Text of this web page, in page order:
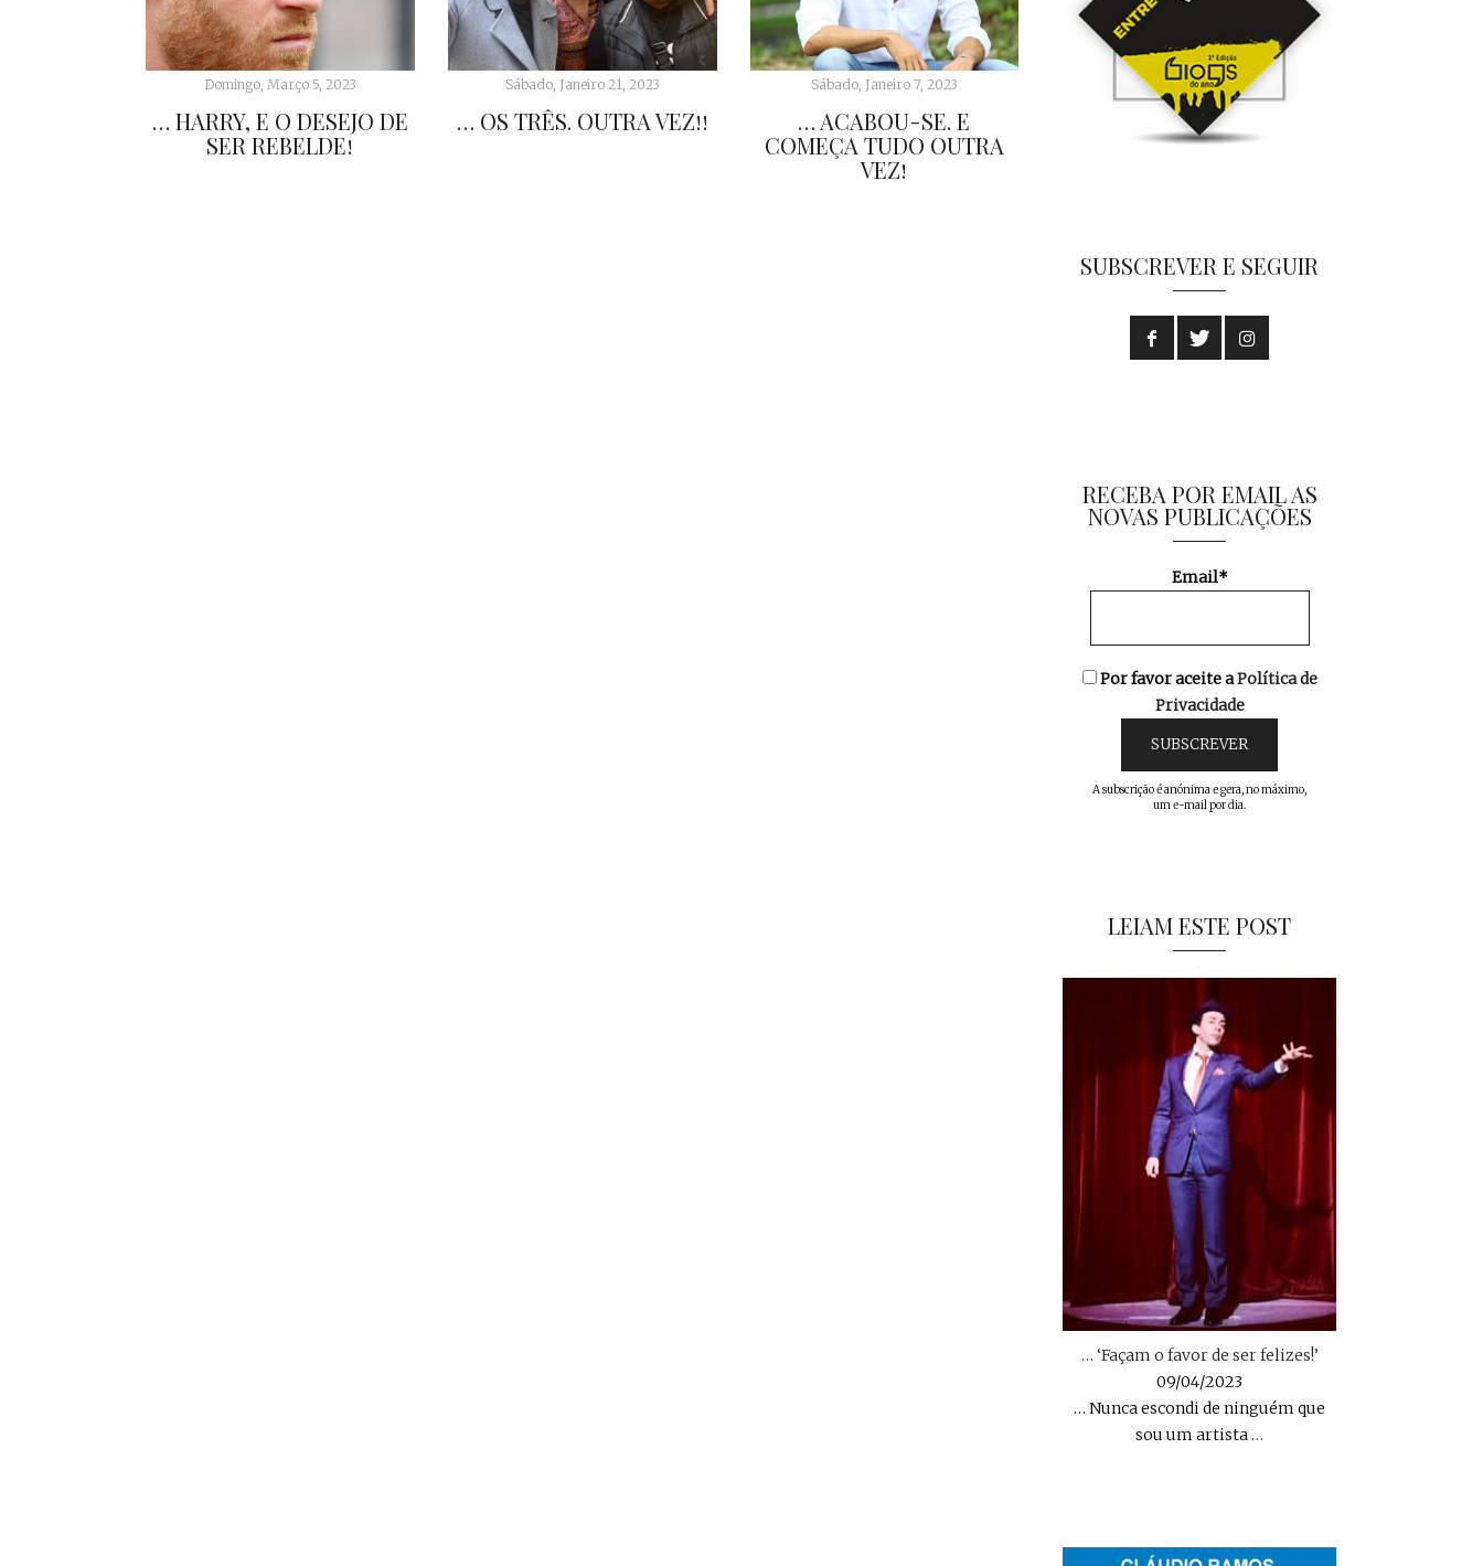
Domingo, Março 5, 2023
… HARRY, E O DESEJO DE
SER REBELDE!
Sábado, Janeiro 21, 2023
… OS TRÊS. OUTRA VEZ!!
Sábado, Janeiro 7, 2023
… ACABOU-SE. E
COMEÇA TUDO OUTRA
VEZ!
SUBSCREVER E SEGUIR
RECEBA POR EMAIL AS
NOVAS PUBLICAÇÕES
Email*
Por favor aceite aPolítica de
Privacidade
A subscrição é anónima e gera, no máximo,
um e-mail por dia.
LEIAM ESTE POST
… ‘Façam o favor de ser felizes!’
09/04/2023
… Nunca escondi de ninguém que
sou um artista…